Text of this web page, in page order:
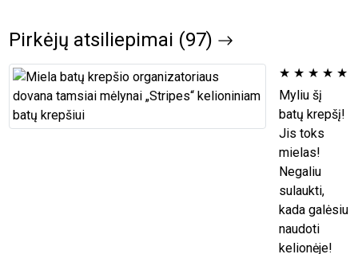
Pirkėjų atsiliepimai (97)
★ ★ ★ ★ ★
Myliu šį
batų krepšį!
Jis toks
mielas!
Negaliu
sulaukti,
kada galėsiu
naudoti
kelionėje!